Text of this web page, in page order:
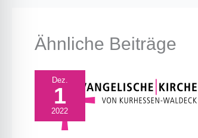
Ähnliche Beiträge
Dez.
1
2022